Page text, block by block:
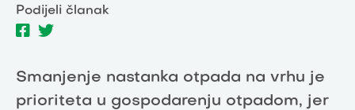
Podijeli članak
Smanjenje nastanka otpada na vrhu je
prioriteta u gospodarenju otpadom, jer